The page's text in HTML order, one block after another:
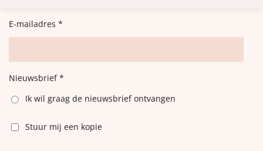
E-mailadres *
Nieuwsbrief *
Ik wil graag de nieuwsbrief ontvangen
Stuur mij een kopie